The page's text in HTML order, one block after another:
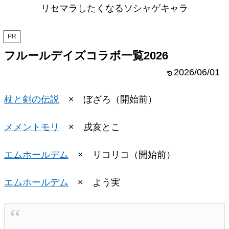
リセマラしたくなるソシャゲキャラ
PR
フルールデイズコラボ一覧2026
2026/06/01
杖と剣の伝説 × ぼざろ（開始前）
メメントモリ × 戌亥とこ
エムホールデム × リコリコ（開始前）
エムホールデム × よう実